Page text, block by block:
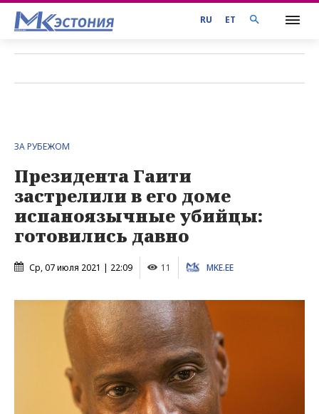
RU ET
ЗА РУБЕЖОМ
Президента Гаити
застрелили в его доме
испаноязычные убийцы:
готовились давно
Ср, 07 июля 2021 | 22:09 11 MKE.EE